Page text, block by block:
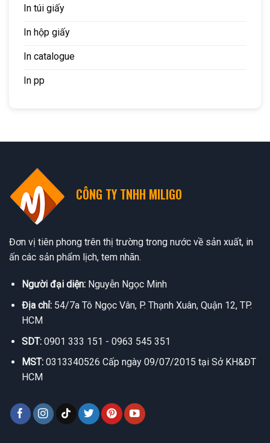
In túi giấy
In hộp giấy
In catalogue
In pp
CÔNG TY TNHH MILIGO
Đơn vị tiên phong trên thị trường trong nước về sản xuất, in
ấn các sản phẩm lịch, tem nhãn.
Người đại diện:Nguyễn Ngọc Minh
Địa chỉ:54/7a Tô Ngọc Vân, P. Thạnh Xuân, Quận 12, TP.
HCM
SDT:0901 333 151 - 0963 545 351
MST:0313340526 Cấp ngày 09/07/2015 tại Sở KH&ĐT
HCM